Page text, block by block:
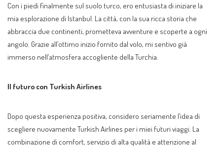
Con i piedi finalmente sul suolo turco, ero entusiasta di iniziare la
mia esplorazione di Istanbul. La città, con la sua ricca storia che
abbraccia due continenti, prometteva avventure e scoperte a ogni
angolo. Grazie all’ottimo inizio fornito dal volo, mi sentivo già
immerso nell’atmosfera accogliente della Turchia.
Il futuro con Turkish Airlines
Dopo questa esperienza positiva, considero seriamente l’idea di
scegliere nuovamente Turkish Airlines per i miei futuri viaggi. La
combinazione di comfort, servizio di alta qualità e attenzione al